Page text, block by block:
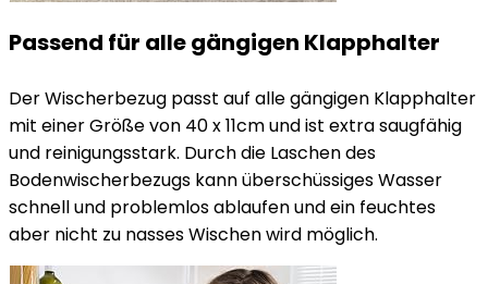
Passend für alle gängigen Klapphalter
Der Wischerbezug passt auf alle gängigen Klapphalter
mit einer Größe von 40 x 11cm und ist extra saugfähig
und reinigungsstark. Durch die Laschen des
Bodenwischerbezugs kann überschüssiges Wasser
schnell und problemlos ablaufen und ein feuchtes
aber nicht zu nasses Wischen wird möglich.